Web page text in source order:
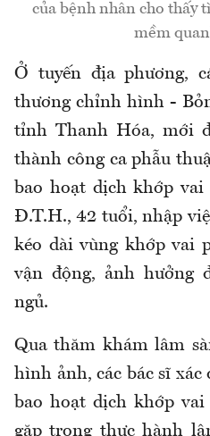
của bệnh nhân cho thấy
mềm
Ở tuyến địa phương,
thương chỉnh hình -
tỉnh Thanh Hóa, mới
thành công ca phẫu
bao hoạt dịch khớp vai
Đ.T.H., 42 tuổi, nhập
kéo dài vùng khớp vai
vận động, ảnh hưởng
ngủ.
Qua thăm khám lâm
hình ảnh, các bác sĩ
bao hoạt dịch khớp
gặp trong thực hành